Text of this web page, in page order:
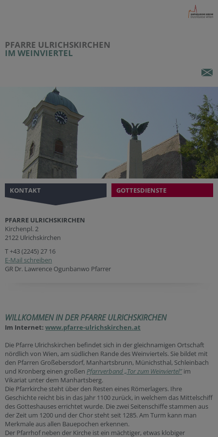
PFARRE ULRICHSKIRCHEN
IM WEINVIERTEL
KONTAKT GOTTESDIENSTE
PFARRE ULRICHSKIRCHEN
Kirchenpl. 2
2122 Ulrichskirchen
T+43 (2245) 27 16
E-Mail schreiben
GR Dr. Lawrence Ogunbanwo Pfarrer
WILLKOMMEN IN DER PFARRE ULRICHSKIRCHEN
Im Internet: www.pfarre-ulrichskirchen.at
Die Pfarre Ulrichskirchen befindet sich in der gleichnamigen Ortschaft
nördlich von Wien, am südlichen Rande des Weinviertels. Sie bildet mit
den Pfarren Großebersdorf, Manhartsbrunn, Münichsthal, Schleinbach
und Kronberg einen großen Pfarrverband „Tor zum Weinviertel”im
Vikariat unter dem Manhartsberg.
Die Pfarrkirche steht über den Resten eines Römerlagers. Ihre
Geschichte reicht bis in das Jahr 1100 zurück, in welchem das Mittelschiff
des Gotteshauses errichtet wurde. Die zwei Seitenschiffe stammen aus
der Zeit um 1200 und der Chor steht seit 1285. Am Turm kann man
Merkmale aus allen Bauepochen erkennen.
Der Pfarrhof neben der Kirche ist ein mächtiger, etwas klobiger